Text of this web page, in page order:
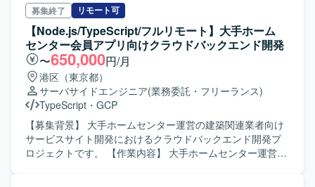
プレッドシート ・PC：Mac
募集終了 リモート可
【Node.js/TypeScript/フルリモート】大手ホーム
センター会員アプリ向けクラウドバックエンド開発
〜650,000円/月
港区（東京都）
サーバサイドエンジニア(業務委託・フリーランス)
TypeScript ・ GCP
【募集背景】 大手ホームセンター運営の建築関連業者向け
サービスサイト開発におけるクラウドバックエンド開発プ
ロジェクトです。 【作業内容】 大手ホームセンター運営の